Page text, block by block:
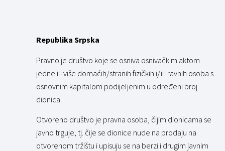
Republika Srpska
Pravno je društvo koje se osniva osnivačkim aktom
jedne ili više domaćih/stranih fizičkih i/ili ravnih osoba s
osnovnim kapitalom podijeljenim u određeni broj
dionica.
Otvoreno društvo je pravna osoba, čijim dionicama se
javno trguje, tj. čije se dionice nude na prodaju na
otvorenom tržištu i upisuju se na berzi i drugim javnim